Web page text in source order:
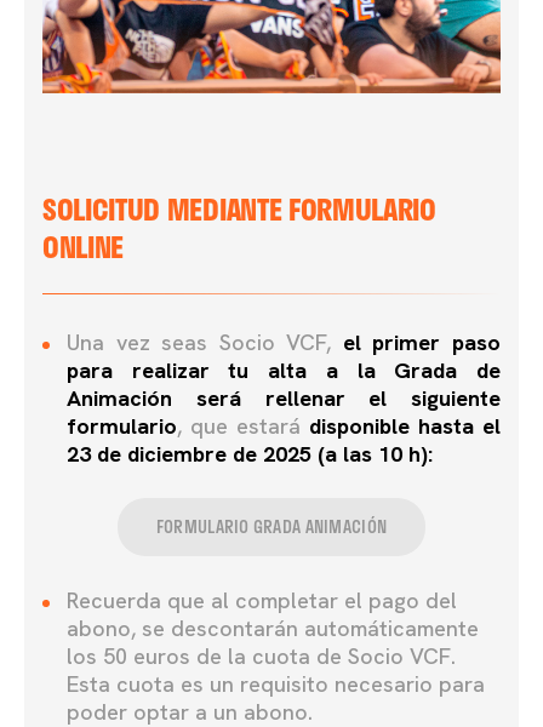
SOLICITUD MEDIANTE FORMULARIO
ONLINE
Una vez seas Socio VCF, el primer paso
para realizar tu alta a la Grada de
Animación será rellenar el siguiente
formulario, que estará disponible hasta el
23 de diciembre de 2025 (a las 10 h):
FORMULARIO GRADA ANIMACIÓN
Recuerda que al completar el pago del
abono, se descontarán automáticamente
los 50 euros de la cuota de Socio VCF.
Esta cuota es un requisito necesario para
poder optar a un abono.